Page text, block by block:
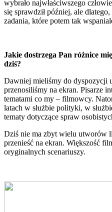
wybrało najwłaściwszego
się sprawdził później, ale
zadania, które potem tak
Jakie dostrzega Pan różnice
dziś?
Dawniej mieliśmy do dyspozycji
przenosiliśmy na ekran. Pisarze
tematami co my – filmowcy.
latach w służbie polityki, w
tematy dotyczące spraw
Dziś nie ma zbyt wielu utworów
przenieść na ekran. Większość
oryginalnych scenariuszy.